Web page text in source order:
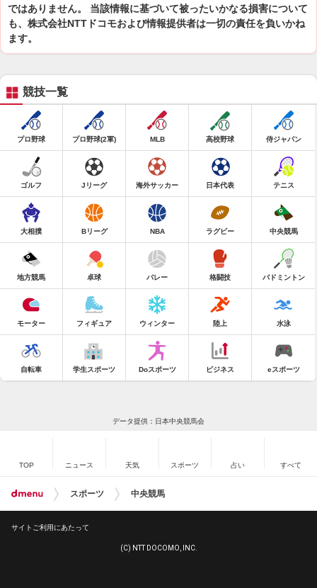
ではありません。 当該情報に基づいて被ったいかなる損害について
も、株式会社NTTドコモおよび情報提供者は一切の責任を負いかね
ます。
競技一覧
プロ野球 プロ野球(2軍) MLB 高校野球 侍ジャパン
ゴルフ Jリーグ 海外サッカー 日本代表 テニス
大相撲 Bリーグ NBA ラグビー 中央競馬
地方競馬 卓球 バレー 格闘技 バドミントン
モーター フィギュア ウィンター 陸上 水泳
自転車 学生スポーツ Doスポーツ ビジネス eスポーツ
データ提供：日本中央競馬会
TOP ニュース 天気 スポーツ 占い すべて
スポーツ 中央競馬
サイトご利用にあたって
(C) NTT DOCOMO, INC.